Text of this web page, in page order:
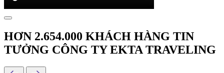
HƠN 2.654.000 KHÁCH HÀNG TIN
TƯỞNG CÔNG TY EKTA TRAVELING